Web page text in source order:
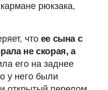
рюкзака,
что ее сына с
не скорая, а
его на заднее
у него были